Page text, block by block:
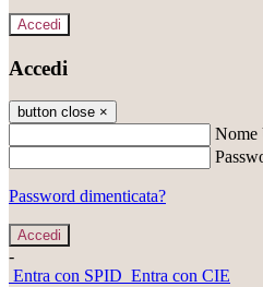
Accedi
Accedi
button close ×
Nome
Password dimenticata?
-
Entra con SPID Entra con CIE